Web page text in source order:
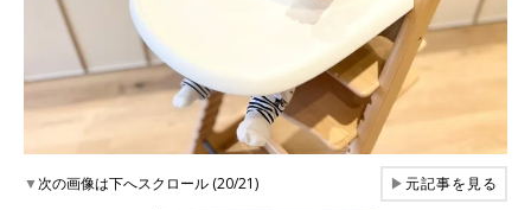
▼次の画像は下へスクロール (20/21) ▶元記事を見る